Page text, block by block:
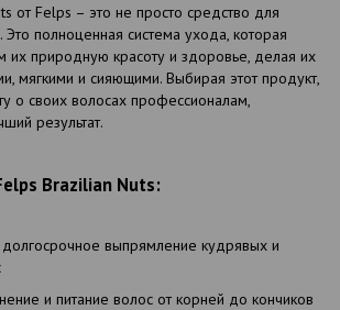
от Felps – это не просто средство для
полноценная система ухода, которая
их природную красоту и здоровье, делая их
мягкими и сияющими. Выбирая этот продукт,
о своих волосах профессионалам,
результат.
Brazilian Nuts:
выпрямление кудрявых и
и питание волос от корней до кончиков